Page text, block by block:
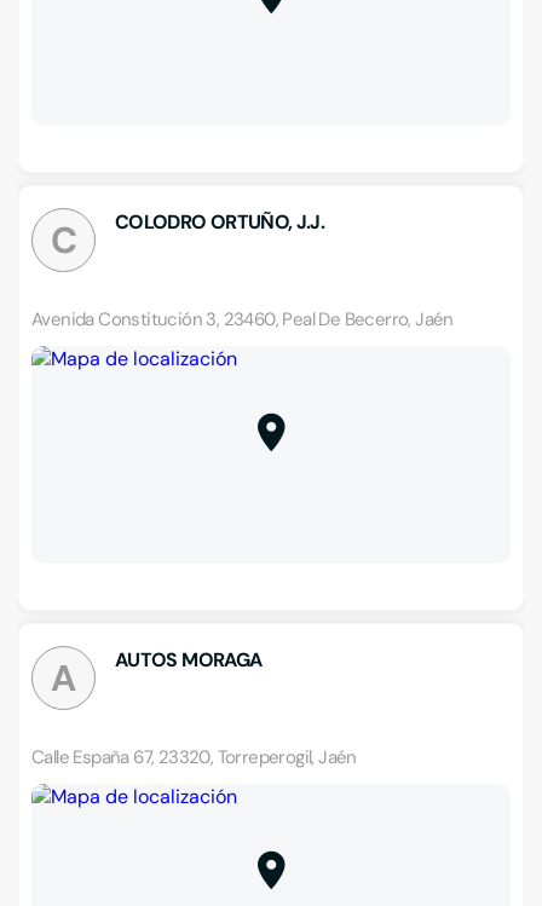
C COLODRO ORTUÑO, J.J.
Avenida Constitución 3, 23460, Peal De Becerro, Jaén
A AUTOS MORAGA
Calle España 67, 23320, Torreperogil, Jaén